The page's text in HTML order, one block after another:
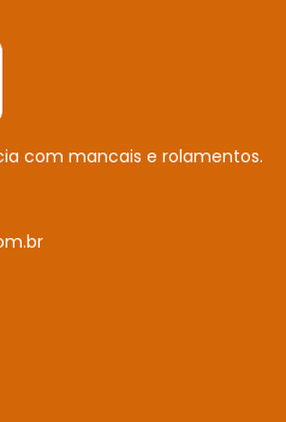
com mancais e rolamentos.